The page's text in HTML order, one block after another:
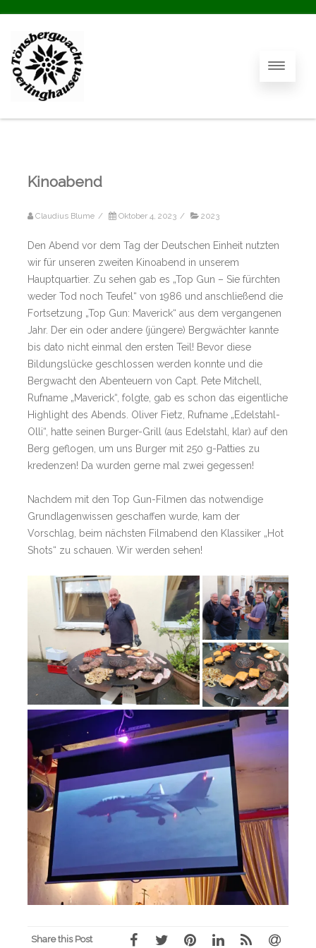
Kinoabend
Claudius Blume / Oktober 4, 2023 / 2023
Den Abend vor dem Tag der Deutschen Einheit nutzten
wir für unseren zweiten Kinoabend in unserem
Hauptquartier. Zu sehen gab es „Top Gun – Sie fürchten
weder Tod noch Teufel“ von 1986 und anschließend die
Fortsetzung „Top Gun: Maverick“ aus dem vergangenen
Jahr. Der ein oder andere (jüngere) Bergwächter kannte
bis dato nicht einmal den ersten Teil! Bevor diese
Bildungslücke geschlossen werden konnte und die
Bergwacht den Abenteuern von Capt. Pete Mitchell,
Rufname „Maverick“, folgte, gab es schon das eigentliche
Highlight des Abends. Oliver Fietz, Rufname „Edelstahl-
Olli“, hatte seinen Burger-Grill (aus Edelstahl, klar) auf den
Berg geflogen, um uns Burger mit 250 g-Patties zu
kredenzen! Da wurden gerne mal zwei gegessen!
Nachdem mit den Top Gun-Filmen das notwendige
Grundlagenwissen geschaffen wurde, kam der
Vorschlag, beim nächsten Filmabend den Klassiker „Hot
Shots“ zu schauen. Wir werden sehen!
Share this Post